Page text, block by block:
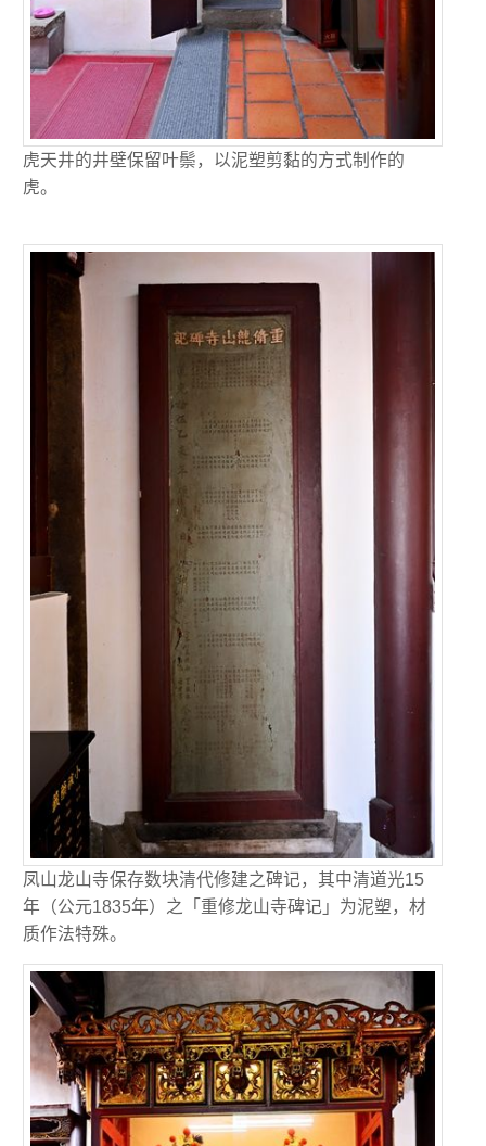
虎天井的井壁保留叶鬃，以泥塑剪黏的方式制作的
虎。
凤山龙山寺保存数块清代修建之碑记，其中清道光15
年（公元1835年）之「重修龙山寺碑记」为泥塑，材
质作法特殊。